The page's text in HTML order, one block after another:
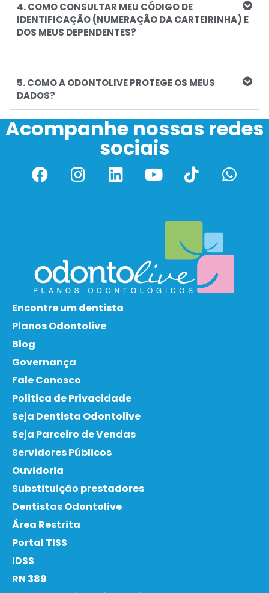
4. COMO CONSULTAR MEU CÓDIGO DE
IDENTIFICAÇÃO (NUMERAÇÃO DA CARTEIRINHA) E
DOS MEUS DEPENDENTES?
5. COMO A ODONTOLIVE PROTEGE OS MEUS
DADOS?
Acompanhe nossas redes
sociais
Encontre um dentista
Planos Odontolive
Blog
Governança
Fale Conosco
Politica de Privacidade
Seja Dentista Odontolive
Seja Parceiro de Vendas
Servidores Públicos
Ouvidoria
Substituição prestadores
Dentistas Odontolive
Área Restrita
Portal TISS
IDSS
RN 389